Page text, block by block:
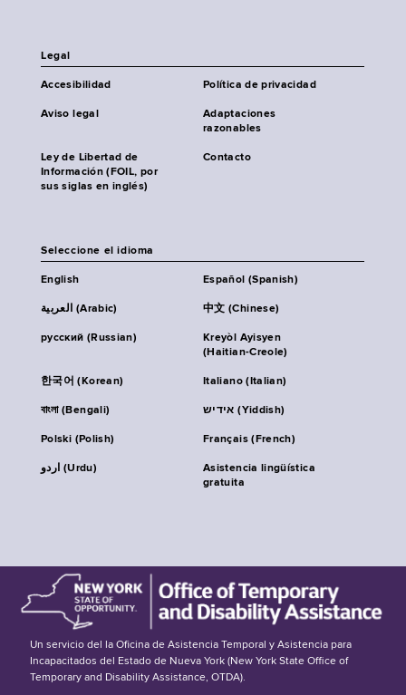
Legal
Accesibilidad Política de privacidad
Aviso legal
Adaptaciones
razonables
Ley de Libertad de
Información (FOIL, por
sus siglas en inglés)
Contacto
Seleccione el idioma
English Español (Spanish)
العربية (Arabic) 中文 (Chinese)
русский (Russian)
Kreyòl Ayisyen
(Haitian-Creole)
한국어 (Korean) Italiano (Italian)
বাংলা (Bengali) אידיש (Yiddish)
Polski (Polish) Français (French)
اردو (Urdu)
Asistencia lingüística
gratuita
Un servicio del la Oficina de Asistencia Temporal y Asistencia para
Incapacitados del Estado de Nueva York (New York State Office of
Temporary and Disability Assistance, OTDA).